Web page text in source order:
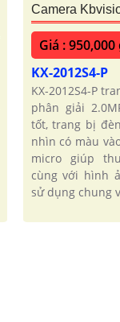
Camera
Giá : 950,000
KX-2012S4-P
KX-2012S4-P
phân giải
tốt, trang bị
nhìn có màu
micro giúp
cùng với hình
sử dụng chung